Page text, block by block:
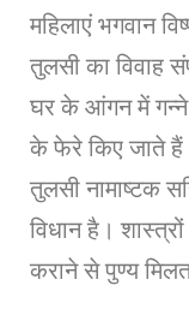
महिलाएं भगवान
तुलसी का विवाह
घर के आंगन में गन्ने
के फेरे किए जाते
तुलसी नामाष्टक
विधान है।
कराने से पुण्य